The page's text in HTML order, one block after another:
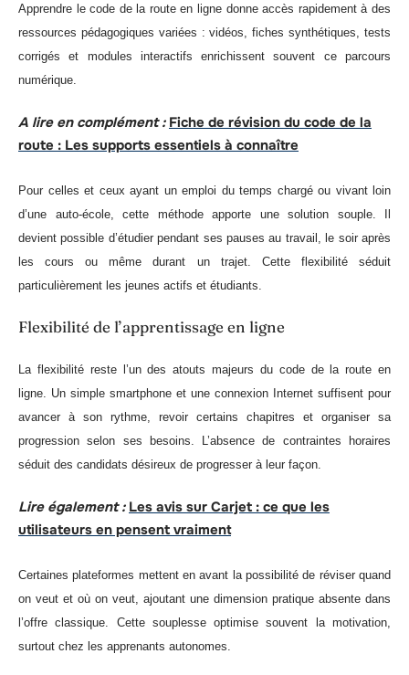
Apprendre le code de la route en ligne donne accès rapidement à des
ressources pédagogiques variées : vidéos, fiches synthétiques, tests
corrigés et modules interactifs enrichissent souvent ce parcours
numérique.
A lire en complément : Fiche de révision du code de la
route : Les supports essentiels à connaître
Pour celles et ceux ayant un emploi du temps chargé ou vivant loin
d’une auto-école, cette méthode apporte une solution souple. Il
devient possible d’étudier pendant ses pauses au travail, le soir après
les cours ou même durant un trajet. Cette flexibilité séduit
particulièrement les jeunes actifs et étudiants.
Flexibilité de l’apprentissage en ligne
La flexibilité reste l’un des atouts majeurs du code de la route en
ligne. Un simple smartphone et une connexion Internet suffisent pour
avancer à son rythme, revoir certains chapitres et organiser sa
progression selon ses besoins. L’absence de contraintes horaires
séduit des candidats désireux de progresser à leur façon.
Lire également : Les avis sur Carjet : ce que les
utilisateurs en pensent vraiment
Certaines plateformes mettent en avant la possibilité de réviser quand
on veut et où on veut, ajoutant une dimension pratique absente dans
l’offre classique. Cette souplesse optimise souvent la motivation,
surtout chez les apprenants autonomes.